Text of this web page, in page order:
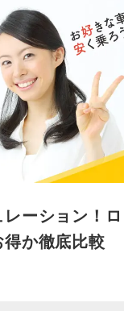
ーション！ロ
か徹底比較